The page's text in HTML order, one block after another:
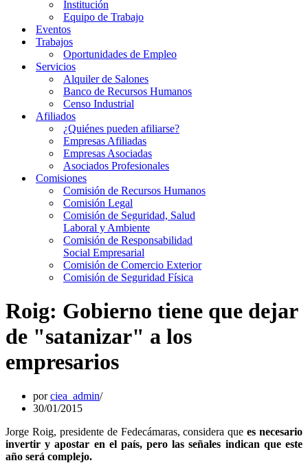
Institución
Equipo de Trabajo
Eventos
Trabajos
Oportunidades de Empleo
Servicios
Alquiler de Salones
Banco de Recursos Humanos
Censo Industrial
Afiliados
¿Quiénes pueden afiliarse?
Empresas Afiliadas
Empresas Asociadas
Asociados Profesionales
Comisiones
Comisión de Recursos Humanos
Comisión Legal
Comisión de Seguridad, Salud
Laboral y Ambiente
Comisión de Responsabilidad
Social Empresarial
Comisión de Comercio Exterior
Comisión de Seguridad Física
Roig: Gobierno tiene que dejar
de "satanizar" a los
empresarios
porciea_admin
30/01/2015
Jorge Roig, presidente de Fedecámaras, considera quees necesario
invertir y apostar en el país, pero las señales indican que este
año será complejo.